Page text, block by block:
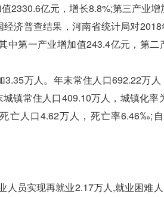
2330.6亿元，增长8.8%;第三产业
济普查结果，河南省统计局对
中第一产业增加值243.4亿元，第
万人。年末常住人口692.22万人
镇常住人口409.10万人，城镇化率
亡人口4.62万人，死亡率6.46‰;
员实现再就业2.17万人,就业困难